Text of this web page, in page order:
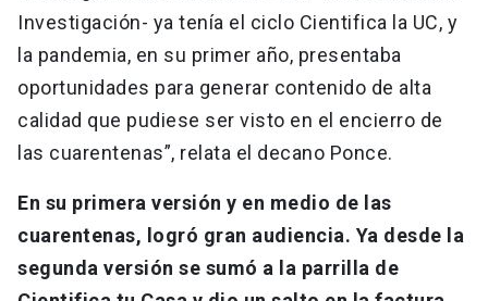
Investigación- ya tenía el ciclo Cientifica la UC, y
la pandemia, en su primer año, presentaba
oportunidades para generar contenido de alta
calidad que pudiese ser visto en el encierro de
las cuarentenas”, relata el decano Ponce.
En su primera versión y en medio de las
cuarentenas, logró gran audiencia. Ya desde la
segunda versión se sumó a la parrilla de